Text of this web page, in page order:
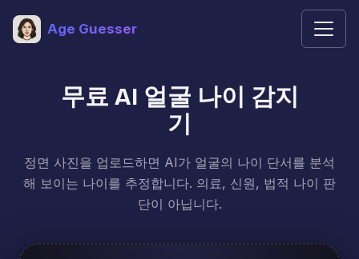
Age Guesser
무료 AI 얼굴 나이 감지
기
정면 사진을 업로드하면 AI가 얼굴의 나이 단서를 분석
해 보이는 나이를 추정합니다. 의료, 신원, 법적 나이 판
단이 아닙니다.